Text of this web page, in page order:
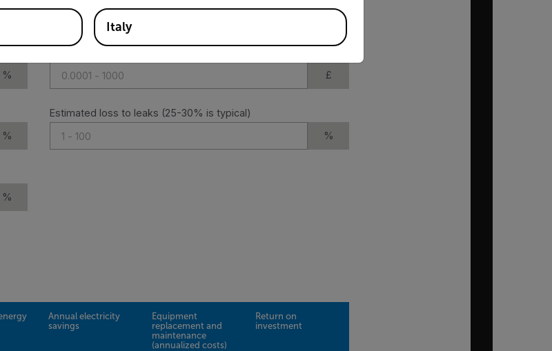
%
%
%
Hours
£
Estimated loss to leaks (25-30% is typical)
%
Annual electricity
savings
Equipment
replacement and
maintenance
(annualized costs)
Return on
investment
Italy